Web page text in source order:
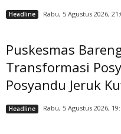
Headline Rabu, 5 Agustus 2026,
Puskesmas
Transformasi
Posyandu Jeruk
Headline Rabu, 5 Agustus 2026,